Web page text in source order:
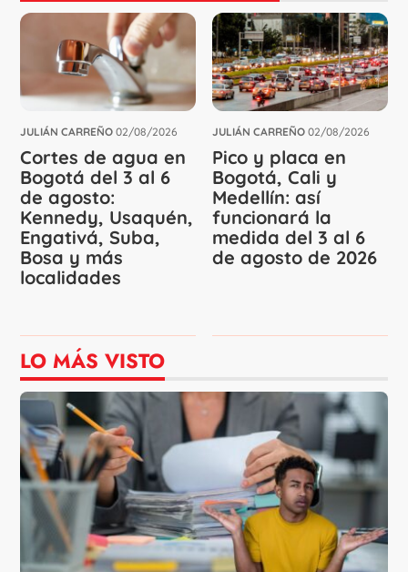
JULIÁN CARREÑO 02/08/2026
Cortes de agua en
Bogotá del 3 al 6
de agosto:
Kennedy, Usaquén,
Engativá, Suba,
Bosa y más
localidades
JULIÁN CARREÑO 02/08/2026
Pico y placa en
Bogotá, Cali y
Medellín: así
funcionará la
medida del 3 al 6
de agosto de 2026
LO MÁS VISTO